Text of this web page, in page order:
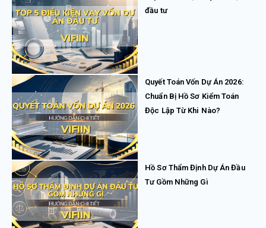
đầu tư
Quyết Toán Vốn Dự Án 2026:
Chuẩn Bị Hồ Sơ Kiểm Toán
Độc Lập Từ Khi Nào?
Hồ Sơ Thẩm Định Dự Án Đầu
Tư Gồm Những Gì